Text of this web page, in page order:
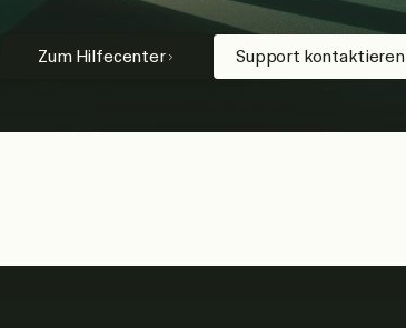
Zum Hilfecenter Support kontaktieren